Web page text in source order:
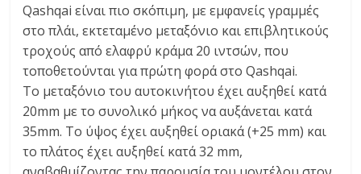
Qashqai είναι πιο σκόπιμη, με εμφανείς γραμμές
στο πλάι, εκτεταμένο μεταξόνιο και επιβλητικούς
τροχούς από ελαφρύ κράμα 20 ιντσών, που
τοποθετούνται για πρώτη φορά στο Qashqai.
Το μεταξόνιο του αυτοκινήτου έχει αυξηθεί κατά
20mm με το συνολικό μήκος να αυξάνεται κατά
35mm. Το ύψος έχει αυξηθεί οριακά (+25 mm) και
το πλάτος έχει αυξηθεί κατά 32 mm,